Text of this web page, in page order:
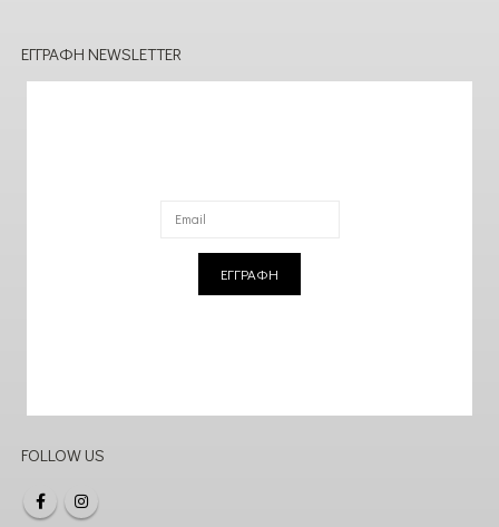
ΕΓΓΡΑΦΉ NEWSLETTER
ΕΓΓΡΑΦΗ
FOLLOW US